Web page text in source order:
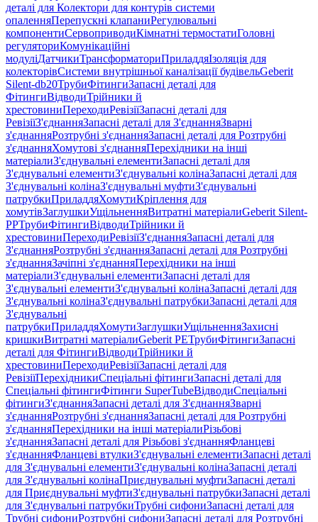
деталі для Колектори для контурів системи
опаленняПерепускні клапаниРегулювальні
компонентиСервоприводиКімнатні термостатиГоловні
регуляториКомунікаційні
модуліДатчикиТрансформаториПриладдяІзоляція для
колекторівСистеми внутрішньої каналізації будівельGeberit
Silent-db20ТрубиФітингиЗапасні деталі для
ФітингиВідводиТрійники й
хрестовиниПереходиРевізіїЗапасні деталі для
РевізіїЗ'єднанняЗапасні деталі для З'єднанняЗварні
з'єднанняРозтрубні з'єднанняЗапасні деталі для Розтрубні
з'єднанняХомутові з'єднанняПерехідники на інші
матеріалиЗ'єднувальні елементиЗапасні деталі для
З'єднувальні елементиЗ'єднувальні колінаЗапасні деталі для
З'єднувальні колінаЗ'єднувальні муфтиЗ'єднувальні
патрубкиПриладдяХомутиКріплення для
хомутівЗаглушкиУщільненняВитратні матеріалиGeberit Silent-
PPТрубиФітингиВідводиТрійники й
хрестовиниПереходиРевізіїЗ'єднанняЗапасні деталі для
З'єднанняРозтрубні з'єднанняЗапасні деталі для Розтрубні
з'єднанняЗачіпні з'єднанняПерехідники на інші
матеріалиЗ'єднувальні елементиЗапасні деталі для
З'єднувальні елементиЗ'єднувальні колінаЗапасні деталі для
З'єднувальні колінаЗ'єднувальні патрубкиЗапасні деталі для
З'єднувальні
патрубкиПриладдяХомутиЗаглушкиУщільненняЗахисні
кришкиВитратні матеріалиGeberit PEТрубиФітингиЗапасні
деталі для ФітингиВідводиТрійники й
хрестовиниПереходиРевізіїЗапасні деталі для
РевізіїПерехідникиСпеціальні фітингиЗапасні деталі для
Спеціальні фітингиФітинги SuperTubeВідводиСпеціальні
фітингиЗ'єднанняЗапасні деталі для З'єднанняЗварні
з'єднанняРозтрубні з'єднанняЗапасні деталі для Розтрубні
з'єднанняПерехідники на інші матеріалиРізьбові
з'єднанняЗапасні деталі для Різьбові з'єднанняФланцеві
з'єднанняФланцеві втулкиЗ'єднувальні елементиЗапасні деталі
для З'єднувальні елементиЗ'єднувальні колінаЗапасні деталі
для З'єднувальні колінаПриєднувальні муфтиЗапасні деталі
для Приєднувальні муфтиЗ'єднувальні патрубкиЗапасні деталі
для З'єднувальні патрубкиТрубні сифониЗапасні деталі для
Трубні сифониРозтрубні сифониЗапасні деталі для Розтрубні